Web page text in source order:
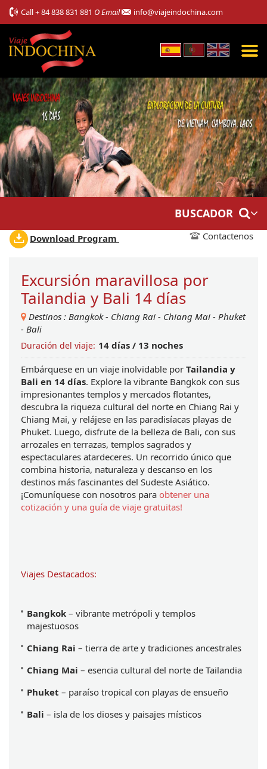
Call+ 84 838 831 881 O Email info@viajeindochina.com
BUSCADOR
Download Program Contactenos
Excursión maravillosa por
Tailandia y Bali 14 días
Destinos : Bangkok- Chiang Rai - Chiang Mai - Phuket
- Bali
Duración del viaje: 14 dí­as / 13 noches
Embárquese en un viaje inolvidable por Tailandia y
Bali en 14 días. Explore la vibrante Bangkok con sus
impresionantes templos y mercados flotantes,
descubra la riqueza cultural del norte en Chiang Rai y
Chiang Mai, y relájese en las paradisíacas playas de
Phuket. Luego, disfrute de la belleza de Bali, con sus
arrozales en terrazas, templos sagrados y
espectaculares atardeceres. Un recorrido único que
combina historia, naturaleza y descanso en los
destinos más fascinantes del Sudeste Asiático.
¡Comuníquese con nosotros para obtener una
cotización y una guía de viaje gratuitas!
Viajes Destacados:
Bangkok – vibrante metrópoli y templos
majestuosos
Chiang Rai – tierra de arte y tradiciones ancestrales
Chiang Mai – esencia cultural del norte de Tailandia
Phuket – paraíso tropical con playas de ensueño
Bali – isla de los dioses y paisajes místicos